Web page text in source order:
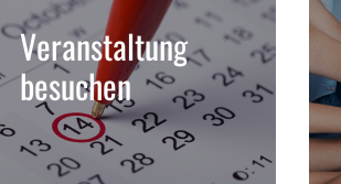
Veranstaltung
besuchen